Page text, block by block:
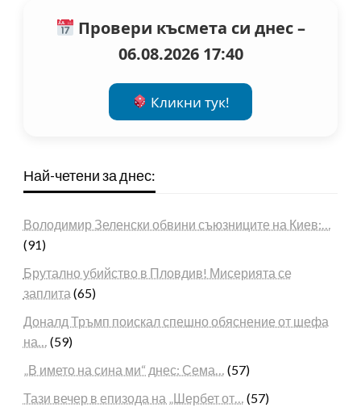
Провери късмета си днес –
06.08.2026 17:40
Кликни тук!
Най-четени за днес:
Володимир Зеленски обвини съюзниците на Киев:…
(91)
Брутално убийство в Пловдив! Мисерията се
заплита (65)
Доналд Тръмп поискал спешно обяснение от шефа
на…
(59)
„В името на сина ми“ днес: Сема…
(57)
Тази вечер в епизода на „Шербет от…
(57)